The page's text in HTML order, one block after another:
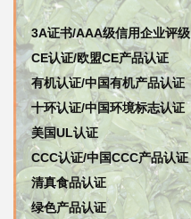
3A证书/AAA级信用企业评级
CE认证/欧盟CE产品认证
有机认证/中国有机产品认证
十环认证/中国环境标志认证
美国UL认证
CCC认证/中国CCC产品认证
清真食品认证
绿色产品认证